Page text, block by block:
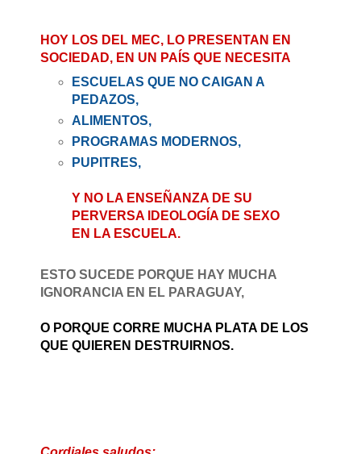
HOY LOS DEL MEC, LO PRESENTAN EN
SOCIEDAD, EN UN PAÍS QUE NECESITA
ESCUELAS QUE NO CAIGAN A
PEDAZOS,
ALIMENTOS,
PROGRAMAS MODERNOS,
PUPITRES,
Y NO LA ENSEÑANZA DE SU
PERVERSA IDEOLOGÍA DE SEXO
EN LA ESCUELA.
ESTO SUCEDE PORQUE HAY MUCHA
IGNORANCIA EN EL PARAGUAY,
O PORQUE CORRE MUCHA PLATA DE LOS
QUE QUIEREN DESTRUIRNOS.